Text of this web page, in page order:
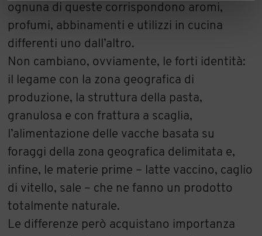
ognuna di queste corrispondono aromi,
profumi, abbinamenti e utilizzi in cucina
differenti uno dall’altro.
Non cambiano, ovviamente, le forti identità:
il legame con la zona geografica di
produzione, la struttura della pasta,
granulosa e con frattura a scaglia,
l’alimentazione delle vacche basata su
foraggi della zona geografica delimitata e,
infine, le materie prime – latte vaccino, caglio
di vitello, sale – che ne fanno un prodotto
totalmente naturale.
Le differenze però acquistano importanza